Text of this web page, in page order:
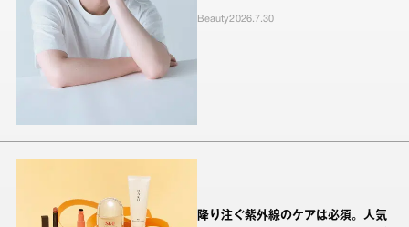
Beauty2026.7.30
降り注ぐ紫外線のケアは必須。人気